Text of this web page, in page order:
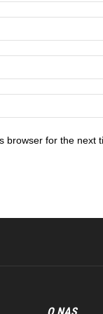
browser for the next